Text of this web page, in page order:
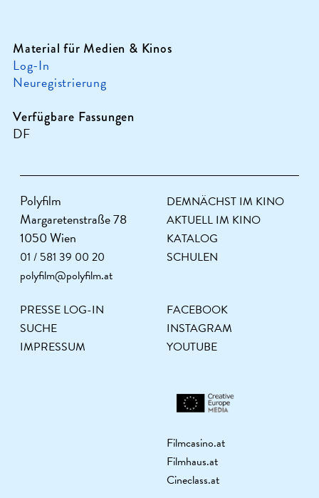
Material für Medien & Kinos
Log-In
Neuregistrierung
Verfügbare Fassungen
DF
Polyfilm
Margaretenstraße 78
1050 Wien
01 / 581 39 00 20
polyfilm@polyfilm.at
DEMNÄCHST IM KINO
AKTUELL IM KINO
KATALOG
SCHULEN
PRESSE LOG-IN
SUCHE
IMPRESSUM
FACEBOOK
INSTAGRAM
YOUTUBE
Filmcasino.at
Filmhaus.at
Cineclass.at